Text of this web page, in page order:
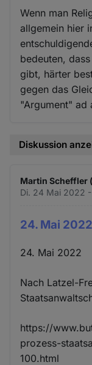
Wenn man
allgemein hier
bedeuten,
gibt, härter
gegen das
"Argument" ad
Diskussion
Martin Scheffler
Di. 24 Mai 2022 -
24. Mai 2022
24. Mai 2022
Nach Latzel-
https://
prozess-
100.html